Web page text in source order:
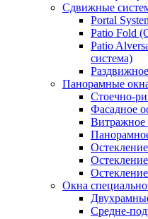
Сдвижные
Portal
Patio Fold
Patio
система)
Панорамные
Стоечно-
Фасадное
Витражное
Окна
Средне-